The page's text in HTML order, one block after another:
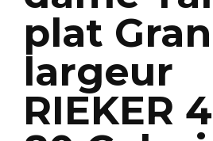
plat
largeur
RIEKER